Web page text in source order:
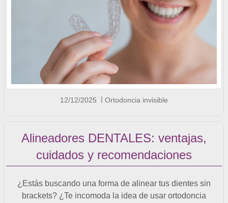
12/12/2025 Ortodoncia invisible
Alineadores DENTALES: ventajas,
cuidados y recomendaciones
¿Estás buscando una forma de alinear tus dientes sin
brackets? ¿Te incomoda la idea de usar ortodoncia